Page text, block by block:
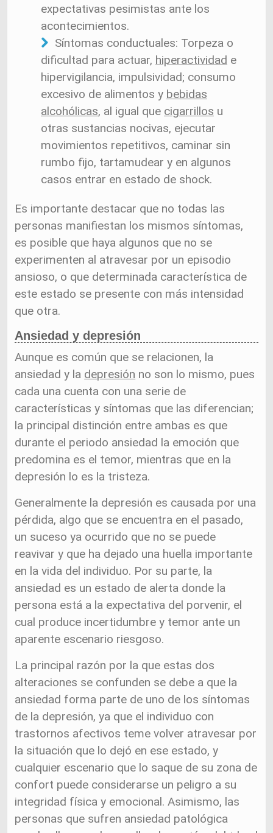
expectativas pesimistas ante los
acontecimientos.
Síntomas conductuales: Torpeza o
dificultad para actuar, hiperactividad e
hipervigilancia, impulsividad; consumo
excesivo de alimentos y bebidas
alcohólicas, al igual que cigarrillos u
otras sustancias nocivas, ejecutar
movimientos repetitivos, caminar sin
rumbo fijo, tartamudear y en algunos
casos entrar en estado de shock.
Es importante destacar que no todas las
personas manifiestan los mismos síntomas,
es posible que haya algunos que no se
experimenten al atravesar por un episodio
ansioso, o que determinada característica de
este estado se presente con más intensidad
que otra.
Ansiedad y depresión
Aunque es común que se relacionen, la
ansiedad y la depresión no son lo mismo, pues
cada una cuenta con una serie de
características y síntomas que las diferencian;
la principal distinción entre ambas es que
durante el periodo ansiedad la emoción que
predomina es el temor, mientras que en la
depresión lo es la tristeza.
Generalmente la depresión es causada por una
pérdida, algo que se encuentra en el pasado,
un suceso ya ocurrido que no se puede
reavivar y que ha dejado una huella importante
en la vida del individuo. Por su parte, la
ansiedad es un estado de alerta donde la
persona está a la expectativa del porvenir, el
cual produce incertidumbre y temor ante un
aparente escenario riesgoso.
La principal razón por la que estas dos
alteraciones se confunden se debe a que la
ansiedad forma parte de uno de los síntomas
de la depresión, ya que el individuo con
trastornos afectivos teme volver atravesar por
la situación que lo dejó en ese estado, y
cualquier escenario que lo saque de su zona de
confort puede considerarse un peligro a su
integridad física y emocional. Asimismo, las
personas que sufren ansiedad patológica